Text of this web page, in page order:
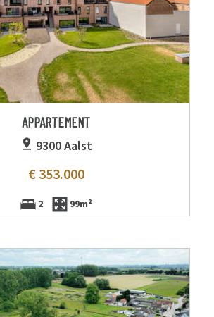
APPARTEMENT
9300 Aalst
€ 353.000
2 99m²